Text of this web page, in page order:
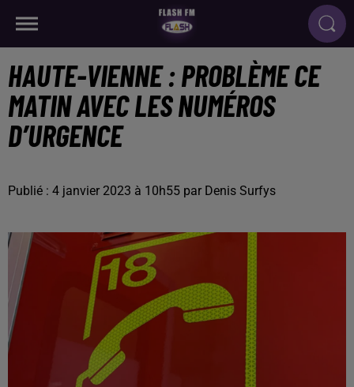
HAUTE-VIENNE : PROBLÈME CE
MATIN AVEC LES NUMÉROS
D’URGENCE
Publié : 4 janvier 2023 à 10h55 par Denis Surfys